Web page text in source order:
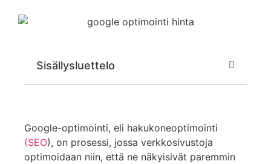
Sisällysluettelo
Google-optimointi, eli hakukoneoptimointi
(SEO), on prosessi, jossa verkkosivustoja
optimoidaan niin, että ne näkyisivät paremmin